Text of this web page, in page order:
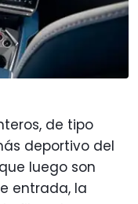
de tipo
deportivo del
luego son
entrada, la